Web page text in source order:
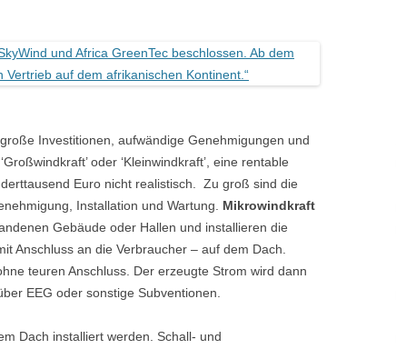
Investitionen, aufwändige Genehmigungen und
oder ‘Kleinwindkraft’, eine rentable
Euro nicht realistisch. Zu groß sind die
Installation und Wartung. Mikrowindkraft
Gebäude oder Hallen und installieren die
Anschluss an die Verbraucher – auf dem Dach.
teuren Anschluss. Der erzeugte Strom wird dann
EEG oder sonstige Subventionen.
Dach installiert werden. Schall- und